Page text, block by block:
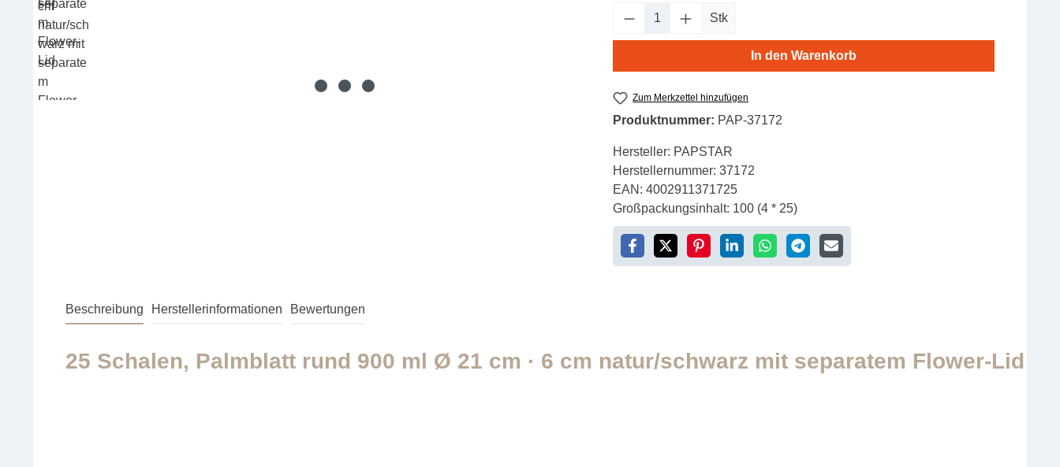
Produkt Anzahl: Gib den gewünschten Wert ein
Stk
In den Warenkorb
Zum Merkzettel hinzufügen
Produktnummer: PAP-37172
Hersteller: PAPSTAR
Herstellernummer: 37172
EAN: 4002911371725
Großpackungsinhalt: 100 (4 * 25)
Beschreibung Herstellerinformationen Bewertungen
25 Schalen, Palmblatt rund 900 ml Ø 21 cm · 6 cm natur/schwarz mit separatem Flower-Lid